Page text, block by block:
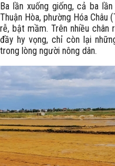
Ba lần xuống giống, cả ba
Thuận Hòa, phường Hóa Châu
rễ, bật mầm. Trên nhiều chân
đầy hy vọng, chỉ còn lại
trong lòng người nông dân.